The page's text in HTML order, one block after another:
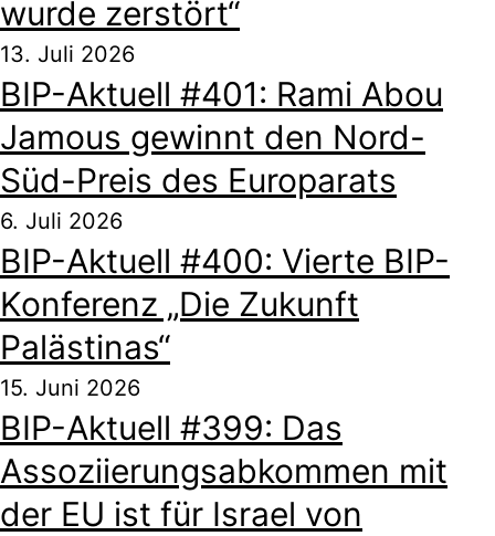
wurde zerstört“
13. Juli 2026
BIP-Aktuell #401: Rami Abou
Jamous gewinnt den Nord-
Süd-Preis des Europarats
6. Juli 2026
BIP-Aktuell #400: Vierte BIP-
Konferenz „Die Zukunft
Palästinas“
15. Juni 2026
BIP-Aktuell #399: Das
Assoziierungsabkommen mit
der EU ist für Israel von